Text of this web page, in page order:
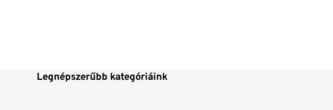
Legnépszerűbb kategóriáink